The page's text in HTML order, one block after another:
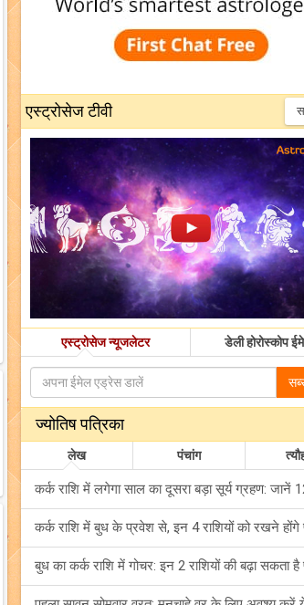
एस्ट्रोसेज टीवी
एस्ट्रोसेज न्यूजलेटर डेली होरोस्कोप
ज्योतिष पत्रिका
लेख पंचांग